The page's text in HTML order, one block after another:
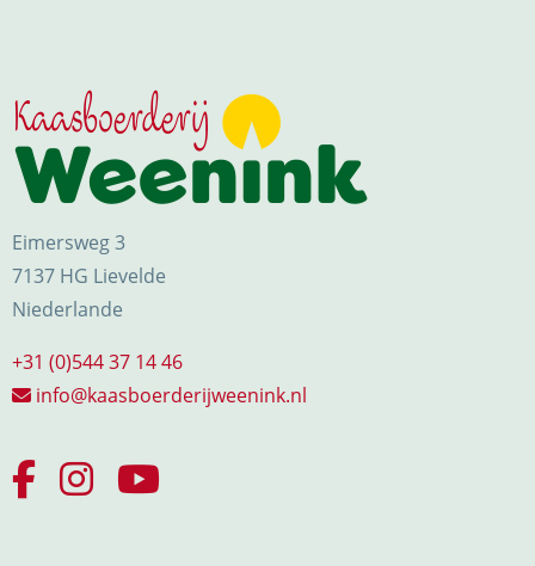
Eimersweg 3
7137 HG Lievelde
Niederlande
+31 (0)544 37 14 46
info@kaasboerderijweenink.nl